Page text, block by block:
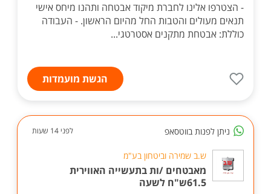
- הצטרפו אלינו לחברת מיקוד אבטחה ותהנו מיחס אישי
תנאים מעולים והטבות החל מהיום הראשון. - העבודה
כוללת: אבטחת מתקנים אסטרטגי...
הגשת מועמדות
ניתן לפנות בווטסאפ לפני 14 שעות
ש.ב שמירה וביטחון בע"מ
מאבטחים /ות בתעשייה האווירית
61.5ש"ח לשעה